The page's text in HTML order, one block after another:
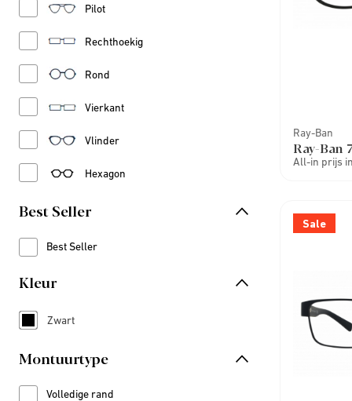
Pilot
Refine by Vorm: Pilot
Rechthoekig
Refine by Vorm: Rechthoekig
Rond
Refine by Vorm: Rond
Vierkant
Refine by Vorm: Vierkant
Vlinder
Refine by Vorm: Vlinder
Hexagon
Refine by Vorm: Hexagon
Best Seller
Best Seller
Refine by Best Seller: Best Seller
Kleur
Zwart
Refine by Kleur: Zwart
Montuurtype
Volledige rand
Refine by Montuurtype: Volledige rand
Ray-Ban
Ray-Ban
All-in prijs
Sale